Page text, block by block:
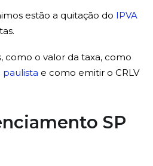
estão a quitação do IPVA
como o valor da taxa, como
e como emitir o CRLV
SP